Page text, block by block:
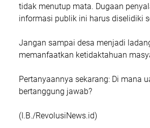
tidak menutup mata. Dugaan
informasi publik ini harus diselidiki
Jangan sampai desa menjadi
memanfaatkan ketidaktahuan
Pertanyaannya sekarang: Di mana
bertanggung jawab?
(I.B./RevolusiNews.id)